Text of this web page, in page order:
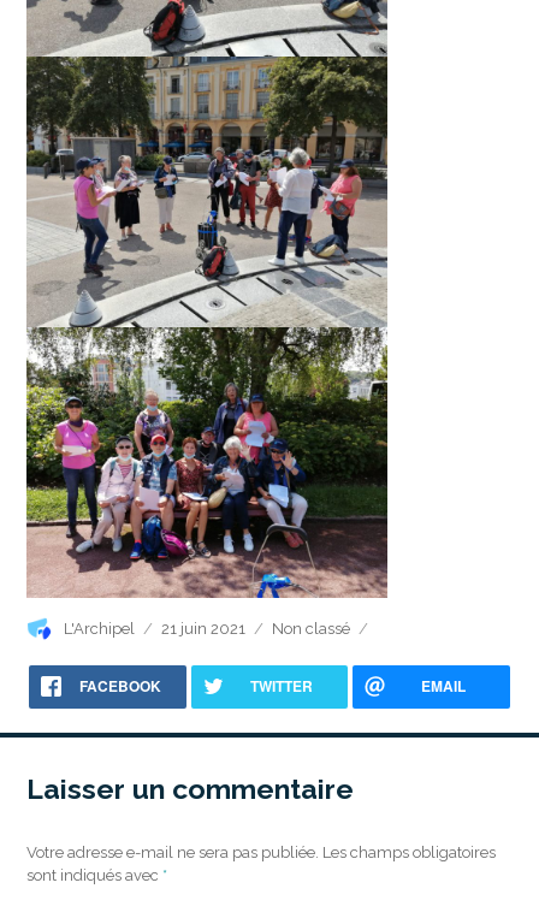
Auteur
L'Archipel
Publié
21 juin 2021 Catégories
Non classé
FACEBOOK TWITTER EMAIL
Laisser un commentaire
Votre adresse e-mail ne sera pas publiée. Les champs obligatoires
sont indiqués avec *